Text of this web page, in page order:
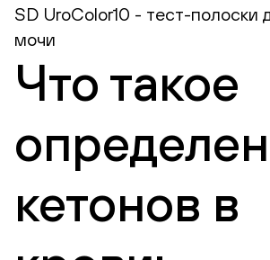
SD UroColor10 - тест-полоски
мочи
Что такое
кетонов в